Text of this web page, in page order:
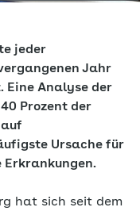
jeder
Jahr
Eine Analyse der
Prozent der
Ursache für
Erkrankungen.
hat sich seit dem